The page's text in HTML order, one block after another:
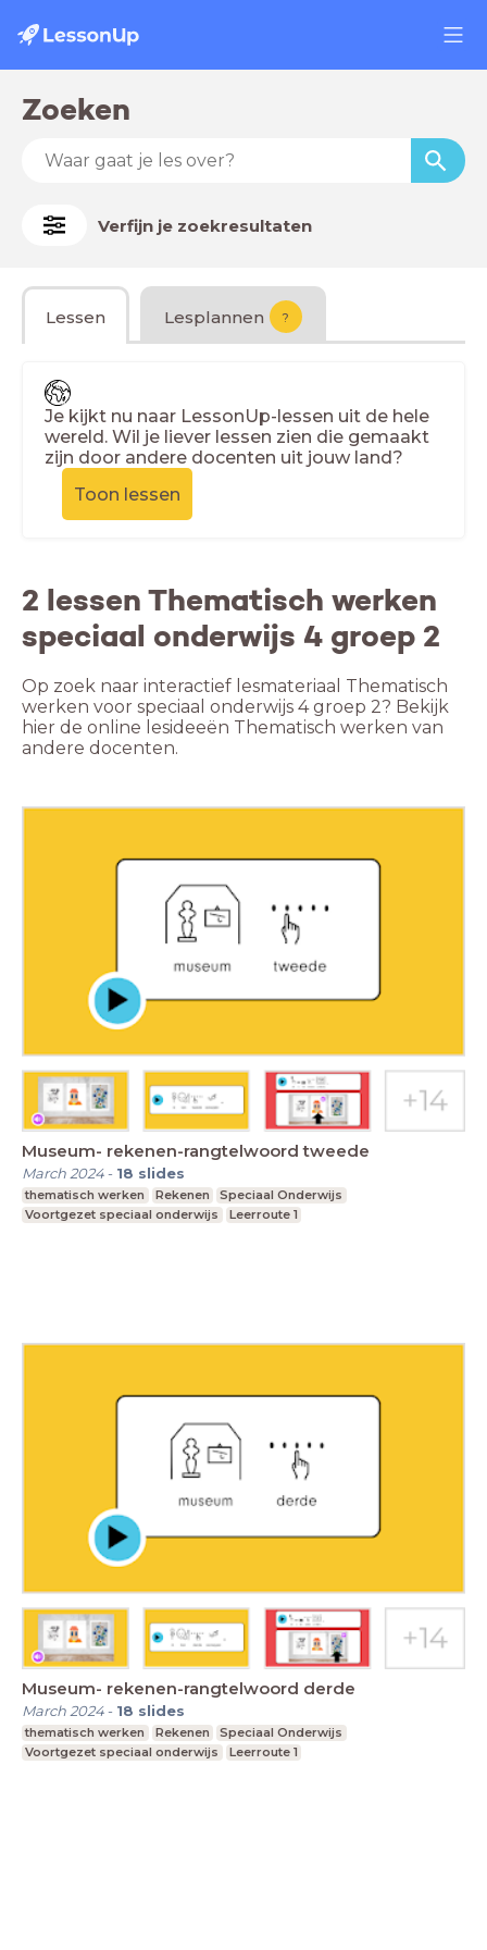
Zoeken
Verfijn je zoekresultaten
Lessen Lesplannen ?
Je kijkt nu naar LessonUp-lessen uit de hele
wereld. Wil je liever lessen zien die gemaakt
zijn door andere docenten uit jouw land?
Toon lessen
2 lessen Thematisch werken
speciaal onderwijs 4 groep 2
Op zoek naar interactief lesmateriaal Thematisch
werken voor speciaal onderwijs 4 groep 2? Bekijk
hier de online lesideeën Thematisch werken van
andere docenten.
Museum- rekenen-rangtelwoord tweede
March 2024- 18 slides
thematisch werken Rekenen
Speciaal Onderwijs
Voortgezet speciaal onderwijs
Leerroute 1
Museum- rekenen-rangtelwoord derde
March 2024- 18 slides
thematisch werken Rekenen
Speciaal Onderwijs
Voortgezet speciaal onderwijs
Leerroute 1